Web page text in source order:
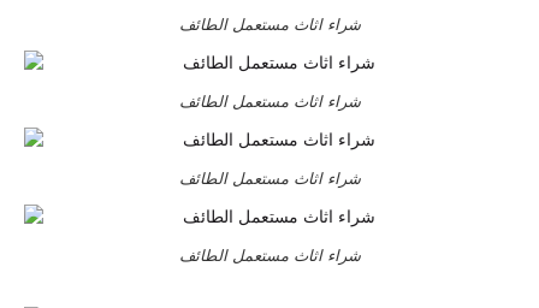
شراء اثاث مستعمل الطائف
شراء اثاث مستعمل الطائف
شراء اثاث مستعمل الطائف
شراء اثاث مستعمل الطائف